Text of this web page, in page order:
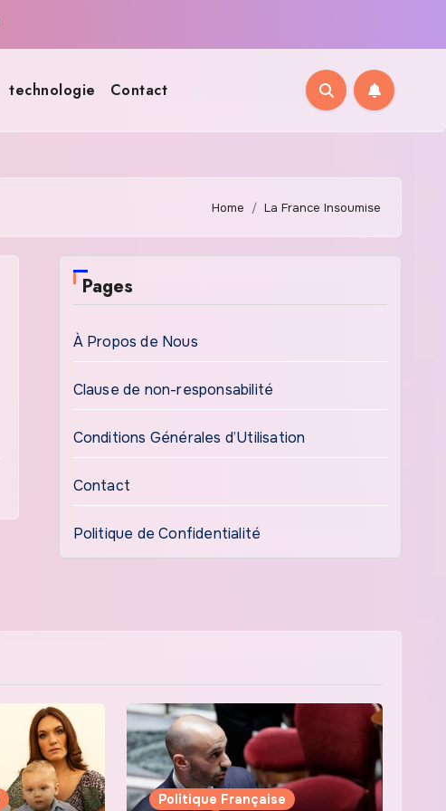
technologie Contact
Home La France Insoumise
Pages
À Propos de Nous
Clause de non-responsabilité
Conditions Générales d’Utilisation
Contact
Politique de Confidentialité
Politique Française